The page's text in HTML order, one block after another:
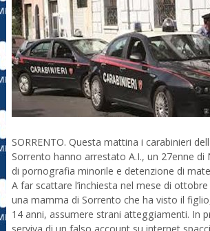
SORRENTO. Questa mattina i carabinieri
Sorrento hanno arrestato A.I., un 27enne di
di pornografia minorile e detenzione di
A far scattare l’inchiesta nel mese di
una mamma di Sorrento che ha visto il
14 anni, assumere strani atteggiamenti. In